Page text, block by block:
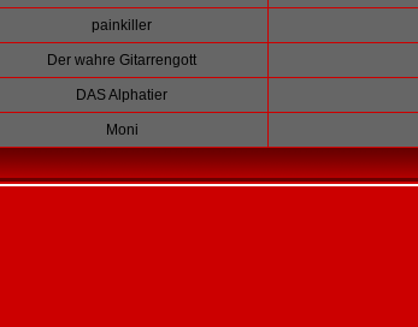
painkiller
Der wahre Gitarrengott
DAS Alphatier
Moni